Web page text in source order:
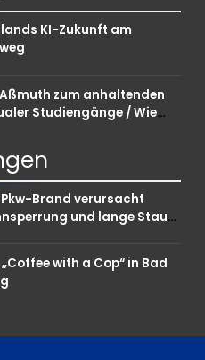
KI-Zukunft am
zum anhaltenden
Studiengänge / Wie
Pkw-Brand verursacht
und lange Staus
„Coffee with a Cop“ in Bad